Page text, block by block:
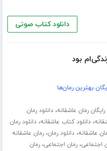
دانلود کتاب صوتی
بود
بهترین رمان‌ها
رایگان رمان عاشقانه،دانلود رمان
،دانلود کتاب عاشقانه،دانلود رمان
عاشقانه،دانلود رمان،رمان عاشقانه
اجتماعی،رمان اجتماعی،رمان